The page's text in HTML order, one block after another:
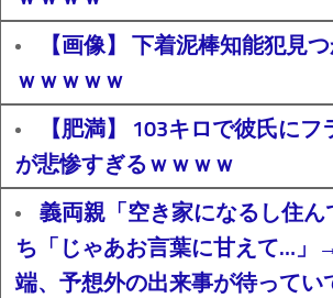
【画像】 下着泥棒知能犯見
ｗｗｗｗｗ
【肥満】 103キロで彼氏に
が悲惨すぎるｗｗｗｗ
義両親「空き家になるし住ん
ち「じゃあお言葉に甘えて…」
端、予想外の出来事が待ってい